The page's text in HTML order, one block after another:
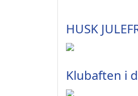
HUSK
Klubaften i